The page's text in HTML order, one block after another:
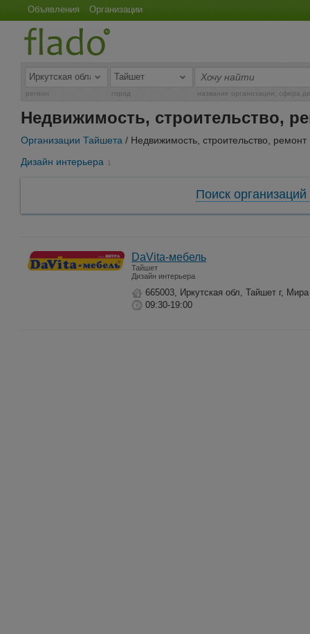
Объявления Организации
регион город название организации, сфера
Недвижимость, строительство,
Организации Тайшета / Недвижимость, строительство, ремонт
Дизайн интерьера
1
Поиск организаций
DaVita-мебель
Тайшет
Дизайн интерьера
665003, Иркутская обл, Тайшет г,
09:30-19:00